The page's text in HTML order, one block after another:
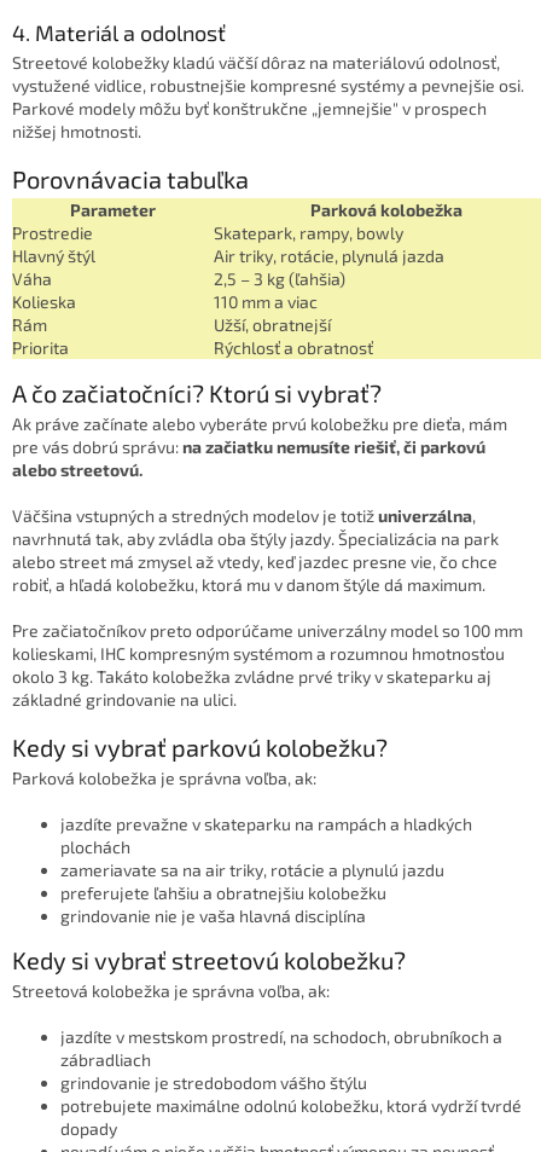
4. Materiál a odolnosť
Streetové kolobežky kladú väčší dôraz na materiálovú odolnosť,
vystužené vidlice, robustnejšie kompresné systémy a pevnejšie osi.
Parkové modely môžu byť konštrukčne „jemnejšie" v prospech
nižšej hmotnosti.
Porovnávacia tabuľka
Parameter
Parková kolobežka
Prostredie
Skatepark, rampy, bowly
Hlavný štýl
Air triky, rotácie, plynulá jazda
Váha
2,5 – 3 kg (ľahšia)
Kolieska
110 mm a viac
Rám
Užší, obratnejší
Priorita
Rýchlosť a obratnosť
A čo začiatočníci? Ktorú si vybrať?
Ak práve začínate alebo vyberáte prvú kolobežku pre dieťa, mám
pre vás dobrú správu:na začiatku nemusíte riešiť, či parkovú
alebo streetovú.
Väčšina vstupných a stredných modelov je totižuniverzálna,
navrhnutá tak, aby zvládla oba štýly jazdy. Špecializácia na park
alebo street má zmysel až vtedy, keď jazdec presne vie, čo chce
robiť, a hľadá kolobežku, ktorá mu v danom štýle dá maximum.
Pre začiatočníkov preto odporúčame univerzálny model so 100 mm
kolieskami, IHC kompresným systémom a rozumnou hmotnosťou
okolo 3 kg. Takáto kolobežka zvládne prvé triky v skateparku aj
základné grindovanie na ulici.
Kedy si vybrať parkovú kolobežku?
Parková kolobežka je správna voľba, ak:
jazdíte prevažne v skateparku na rampách a hladkých
plochách
zameriavate sa na air triky, rotácie a plynulú jazdu
preferujete ľahšiu a obratnejšiu kolobežku
grindovanie nie je vaša hlavná disciplína
Kedy si vybrať streetovú kolobežku?
Streetová kolobežka je správna voľba, ak:
jazdíte v mestskom prostredí, na schodoch, obrubníkoch a
zábradliach
grindovanie je stredobodom vášho štýlu
potrebujete maximálne odolnú kolobežku, ktorá vydrží tvrdé
dopady